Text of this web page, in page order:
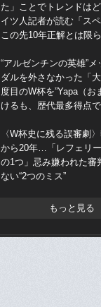
た」ことでトレンドは
イツ人記者が読む「ス
この先10年正解とは限ら
“アルゼンチンの英雄”
ダルを外さなかった「
度目のW杯を”Yapa（お
けるも、歴代最多得点
〈W杯史に残る誤審劇
から20年…「レフェリ
の1つ」忌み嫌われた審
ない“2つのミス”
もっと見る